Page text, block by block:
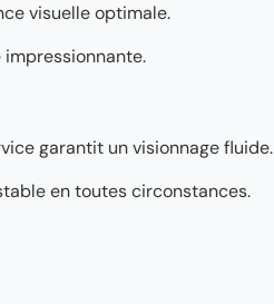
visuelle optimale.
garantit un visionnage fluide.
en toutes circonstances.